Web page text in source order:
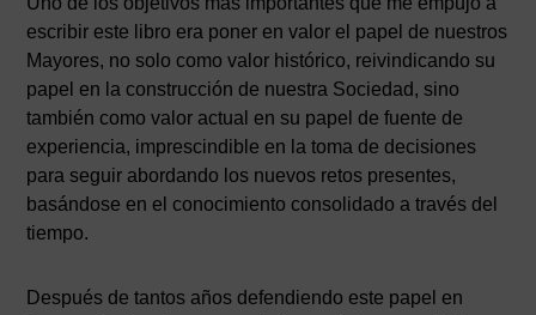
escribir este libro era poner en valor el papel de nuestros
Mayores, no solo como valor histórico, reivindicando su
papel en la construcción de nuestra Sociedad, sino
también como valor actual en su papel de fuente de
experiencia, imprescindible en la toma de decisiones
para seguir abordando los nuevos retos presentes,
basándose en el conocimiento consolidado a través del
tiempo.
Después de tantos años defendiendo este papel en